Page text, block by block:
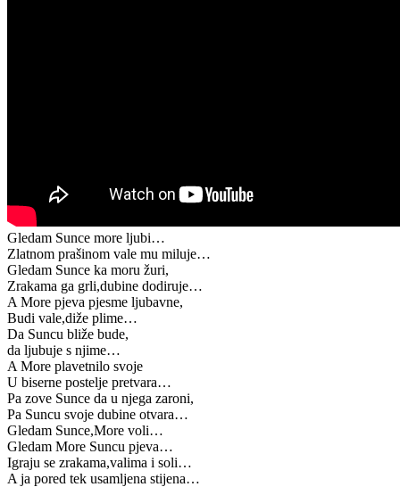
Gledam Sunce more ljubi…
Zlatnom prašinom vale mu miluje…
Gledam Sunce ka moru žuri,
Zrakama ga grli,dubine dodiruje…
A More pjeva pjesme ljubavne,
Budi vale,diže plime…
Da Suncu bliže bude,
da ljubuje s njime…
A More plavetnilo svoje
U biserne postelje pretvara…
Pa zove Sunce da u njega zaroni,
Pa Suncu svoje dubine otvara…
Gledam Sunce,More voli…
Gledam More Suncu pjeva…
Igraju se zrakama,valima i soli…
A ja pored tek usamljena stijena…